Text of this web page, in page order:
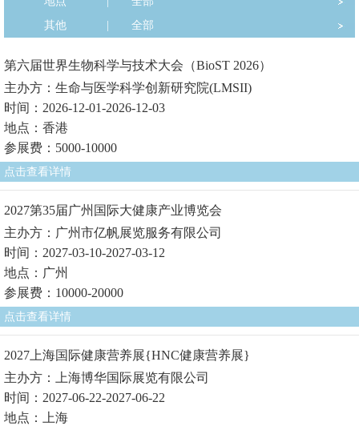
其他
全部
第六届世界生物科学与技术大会（BioST 2026）
主办方：生命与医学科学创新研究院(LMSII)
时间：2026-12-01-2026-12-03
地点：香港
参展费：5000-10000
点击查看详情
2027第35届广州国际大健康产业博览会
主办方：广州市亿帆展览服务有限公司
时间：2027-03-10-2027-03-12
地点：广州
参展费：10000-20000
点击查看详情
2027上海国际健康营养展{HNC健康营养展}
主办方：上海博华国际展览有限公司
时间：2027-06-22-2027-06-22
地点：上海